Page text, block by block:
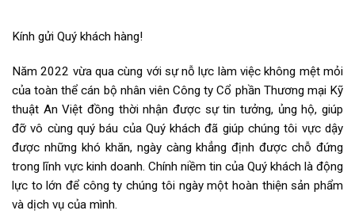
Kính gửi Quý khách hàng!
Năm 2022 vừa qua cùng với sự nỗ lực làm việc không mệt mỏi
của toàn thể cán bộ nhân viên Công ty Cổ phần Thương mại Kỹ
thuật An Việt đồng thời nhận được sự tin tưởng, ủng hộ, giúp
đỡ vô cùng quý báu của Quý khách đã giúp chúng tôi vực dậy
được những khó khăn, ngày càng khẳng định được chỗ đứng
trong lĩnh vực kinh doanh. Chính niềm tin của Quý khách là động
lực to lớn để công ty chúng tôi ngày một hoàn thiện sản phẩm
và dịch vụ của mình.